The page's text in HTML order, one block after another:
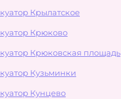
Крылатское
Крюково
Крюковская площадь
Кузьминки
Кунцево